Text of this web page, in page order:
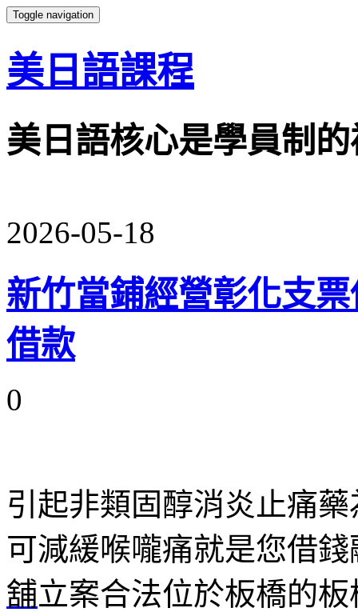
Toggle navigation
美日語課程
美日語核心是學員制
2026-05-18
新竹當鋪經營彰化支
借款
0
引起非類固醇消炎止痛藥
可減緩喉嚨痛就是您借
舖立案合法位於板橋的